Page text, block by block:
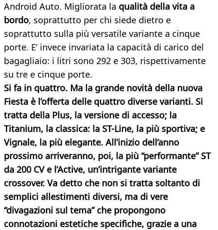
Android Auto. Migliorata la qualità della vita a
bordo, soprattutto per chi siede dietro e
soprattutto sulla più versatile variante a cinque
porte. E’ invece invariata la capacità di carico del
bagagliaio: i litri sono 292 e 303, rispettivamente
su tre e cinque porte.
Si fa in quattro. Ma la grande novità della nuova
Fiesta è l’offerta delle quattro diverse varianti. Si
tratta della Plus, la versione di accesso; la
Titanium, la classica: la ST-Line, la più sportiva; e
Vignale, la più elegante. All’inizio dell’anno
prossimo arriveranno, poi, la più “performante” ST
da 200 CV e l’Active, un’intrigante variante
crossover. Va detto che non si tratta soltanto di
semplici allestimenti diversi, ma di vere
“divagazioni sul tema” che propongono
connotazioni estetiche specifiche, grazie a una